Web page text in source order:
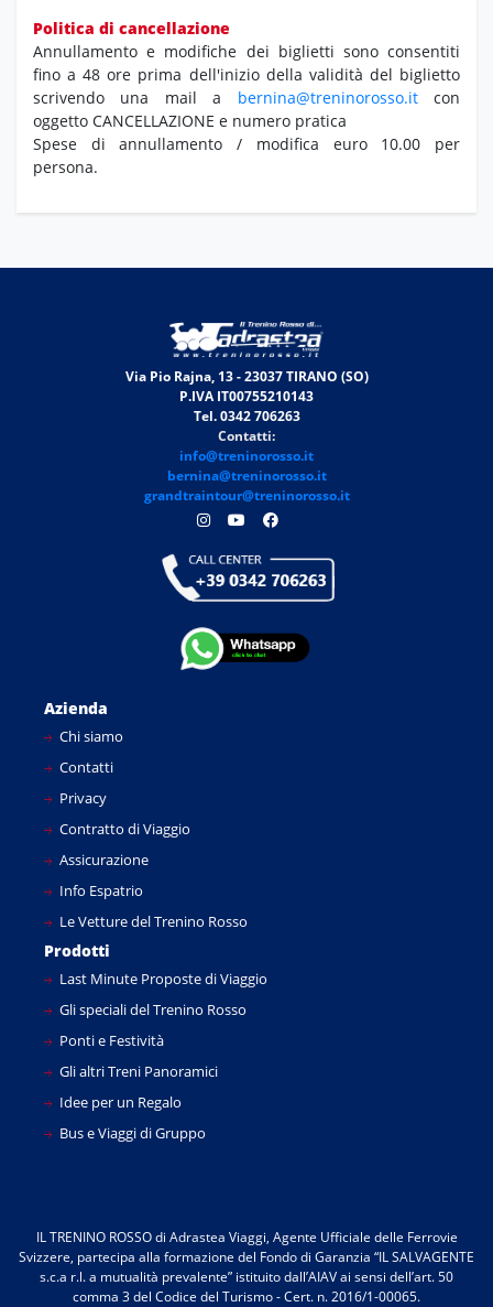
Politica di cancellazione
Annullamento e modifiche dei biglietti sono consentiti
fino a 48 ore prima dell'inizio della validità del biglietto
scrivendo una mail a bernina@treninorosso.itcon
oggetto CANCELLAZIONE e numero pratica
Spese di annullamento / modifica euro 10.00 per
persona.
Via Pio Rajna, 13 - 23037 TIRANO (SO)
P.IVA IT00755210143
Tel. 0342 706263
Contatti:
info@treninorosso.it
bernina@treninorosso.it
grandtraintour@treninorosso.it
Azienda
Chi siamo
Contatti
Privacy
Contratto di Viaggio
Assicurazione
Info Espatrio
Le Vetture del Trenino Rosso
Prodotti
Last Minute Proposte di Viaggio
Gli speciali del Trenino Rosso
Ponti e Festività
Gli altri Treni Panoramici
Idee per un Regalo
Bus e Viaggi di Gruppo
IL TRENINO ROSSO di Adrastea Viaggi, Agente Ufficiale delle Ferrovie
Svizzere, partecipa alla formazione del Fondo di Garanzia “IL SALVAGENTE
s.c.a r.l. a mutualità prevalente” istituito dall’AIAV ai sensi dell’art. 50
comma 3 del Codice del Turismo - Cert. n. 2016/1-00065.